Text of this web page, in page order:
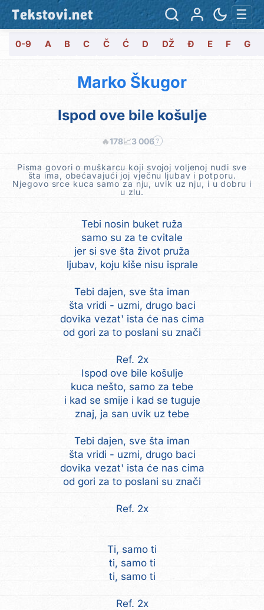
Tekstovi.net ☰
0-9 A B C Č Ć D DŽ Đ E F G
Marko Škugor
Ispod ove bile košulje
🔥178📈3 006 ?
Pisma govori o muškarcu koji svojoj voljenoj nudi sve
šta ima, obećavajući joj vječnu ljubav i potporu.
Njegovo srce kuca samo za nju, uvik uz nju, i u dobru i
u zlu.
Tebi nosin buket ruža
samo su za te cvitale
jer si sve šta život pruža
ljubav, koju kiše nisu isprale
Tebi dajen, sve šta iman
šta vridi - uzmi, drugo baci
dovika vezat' ista će nas cima
od gori za to poslani su znači
Ref. 2x
Ispod ove bile košulje
kuca nešto, samo za tebe
i kad se smije i kad se tuguje
znaj, ja san uvik uz tebe
Tebi dajen, sve šta iman
šta vridi - uzmi, drugo baci
dovika vezat' ista će nas cima
od gori za to poslani su znači
Ref. 2x
Ti, samo ti
ti, samo ti
ti, samo ti
Ref. 2x